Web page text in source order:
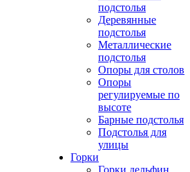
подстолья
Деревянные
подстолья
Металлические
подстолья
Опоры для столов
Опоры
регулируемые по
высоте
Барные подстолья
Подстолья для
улицы
Горки
Горки дельфин